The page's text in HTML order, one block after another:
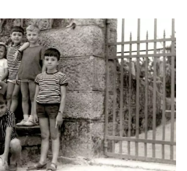
entre dos coches en la
de Outariz